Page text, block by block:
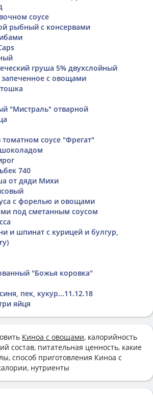
соусе
рыбный с консервами
груша 5% двухслойный
с овощами
"Мистраль" отварной
томатном соусе "Фрегат"
шоколадом
740
от дяди Михи
с форелью и овощами
под сметанным соусом
и шпинат с курицей и булгур,
"Божья коровка"
пек, кукур...11.12.18
яйця
Киноа с овощами, калорийность
состав, питательная ценность, какие
способ приготовления Киноа с
нутриенты